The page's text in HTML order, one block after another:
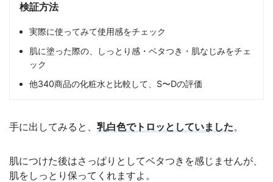
検証方法
実際に使ってみて使用感をチェック
肌に塗った際の、しっとり感・ベタつき・肌なじみをチェ
ック
他340商品の化粧水と比較して、S〜Dの評価
手に出してみると、 乳白色でトロッとしていました。
肌につけた後はさっぱりとしてベタつきを感じませんが、
肌をしっとり保ってくれますよ。